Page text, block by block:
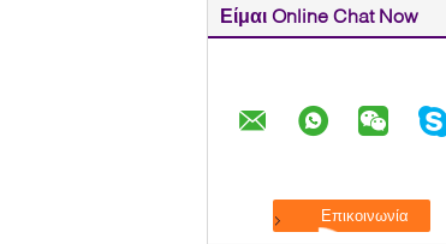
Είμαι Online Chat Now